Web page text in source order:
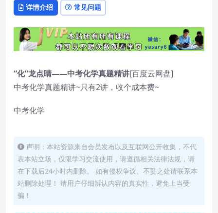
详情介绍 常见问题
“化”龙点睛——中考化学真题精讲[百度云网盘]
中考化学真题精讲~只有2讲，收个成本费~
中考化学
声明：本站资源来自会员发布以及互联网公开收集，不代
表本站立场，仅限学习交流使用，请遵循相关法律法规，请
在下载后24小时内删除。 如有侵权争议、不妥之处请联系本
站删除处理！ 请用户仔细辨认内容的真实性，避免上当受
骗！